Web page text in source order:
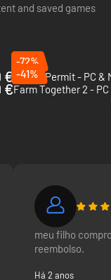
and saved games
€
-72%
Potion Permit - PC &
€
-41%
Farm Together 2 - PC
meu filho
reembolso.
Há 2 anos